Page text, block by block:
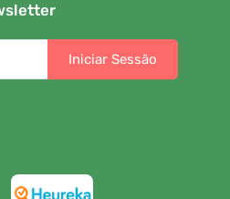
Iniciar Sessão